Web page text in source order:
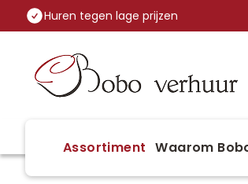
Huren tegen lage prijzen
Assortiment Waarom